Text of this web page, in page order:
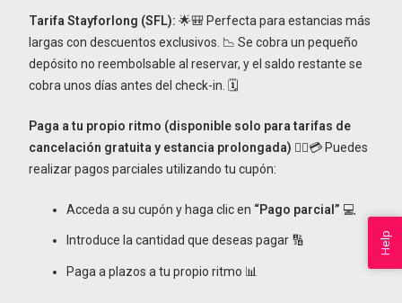
Tarifa Stayforlong (SFL): 🌟🎒 Perfecta para estancias más
largas con descuentos exclusivos. 📉 Se cobra un pequeño
depósito no reembolsable al reservar, y el saldo restante se
cobra unos días antes del check-in. 🗓️
Paga a tu propio ritmo (disponible solo para tarifas de
cancelación gratuita y estancia prolongada) 🚶‍♂️💳 Puedes
realizar pagos parciales utilizando tu cupón:
Acceda a su cupón y haga clic en “Pago parcial” 💻
Introduce la cantidad que deseas pagar 🔢
Paga a plazos a tu propio ritmo 📊
Help